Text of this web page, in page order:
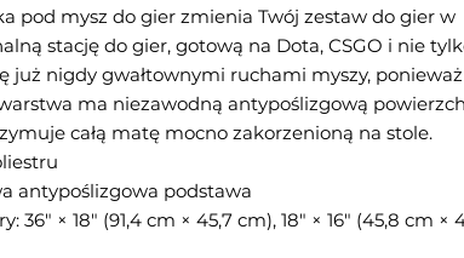
pod mysz do gier zmienia Twój zestaw do gier w
stację do gier, gotową na Dota, CSGO i nie
już nigdy gwałtownymi ruchami myszy, ponieważ
ma niezawodną antypoślizgową
całą matę mocno zakorzenioną na stole.
antypoślizgowa podstawa
36″ × 18″ (91,4 cm × 45,7 cm), 18″ × 16″ (45,8 cm ×